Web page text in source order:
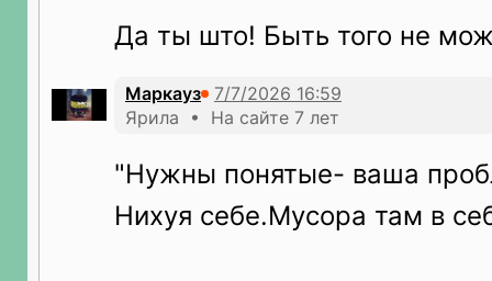
Да ты што! Быть того не
Маркауз
Ярила • На сайте 7 лет
"Нужны понятые- ваша
Нихуя себе.Мусора там в